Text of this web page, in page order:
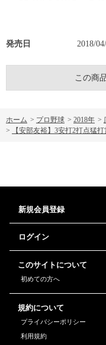
発売日 2018/
この商
ホーム > プロ野球 > 2018年 >
>
【安部友裕】3安打2打点猛打
新規会員登録
ログイン
このサイトについて
初めての方へ
規約について
プライバシーポリシー
利用規約